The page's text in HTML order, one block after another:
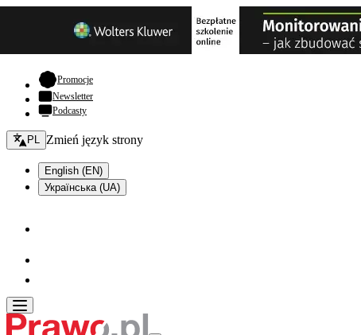
Promocje- otwiera się w nowej karcie
Newsletter
Podcasty
Zmień język - bieżący:
PL Zmień język strony
English (EN)
Українська (UA)